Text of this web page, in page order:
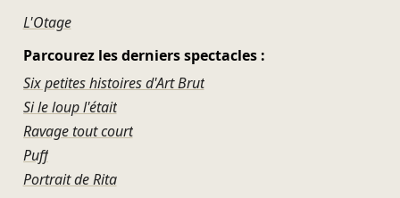
L'Otage
Parcourez les derniers spectacles :
Six petites histoires d'Art Brut
Si le loup l'était
Ravage tout court
Puff
Portrait de Rita